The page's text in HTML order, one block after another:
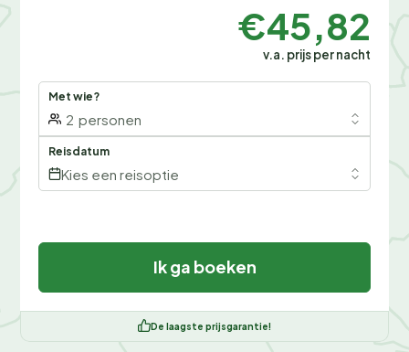
€45,82
v.a. prijs per nacht
Met wie?
2 personen
Reisdatum
Kies een reisoptie
Ik ga boeken
De laagste prijsgarantie!